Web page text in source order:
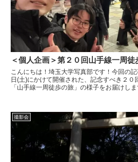
＜個人企画＞第２０回山手線一周徒
こんにちは！埼玉大学写真部です！今回の
日(土)にかけて開催された、記念すべき２０
「山手線一周徒歩の旅」の様子をお届けし
撮影会